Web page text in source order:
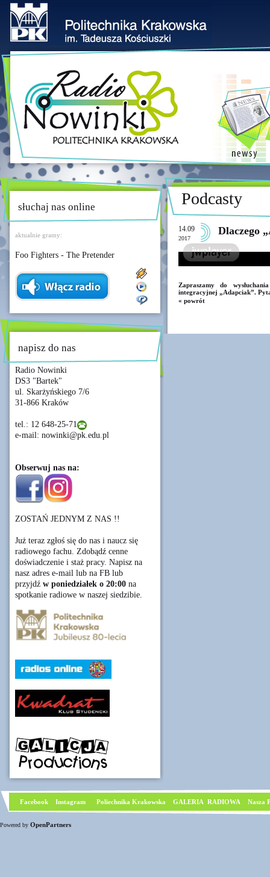
słuchaj nas online
aktualnie gramy:
Foo Fighters - The Pretender
napisz do nas
Radio Nowinki
DS3 "Bartek"
ul. Skarżyńskiego 7/6
31-866 Kraków
tel.: 12 648-25-71
e-mail: nowinki@pk.edu.pl
Obserwuj nas na:
ZOSTAŃ JEDNYM Z NAS !!
Już teraz zgłoś się do nas i naucz się
radiowego fachu. Zdobądź cenne
doświadczenie i staż pracy. Napisz na
nasz adres e-mail lub na FB lub
przyjdź w poniedziałek o 20:00 na
spotkanie radiowe w naszej siedzibie.
Podcasty
14.09
2017
Dlaczego
Zapraszamy do
integracyjnej „Adapciak”.
« powrót
Facebook Instagram Poliechnika Krakowska GALERIA RADIOWA Nasza
Powered by OpenPartners